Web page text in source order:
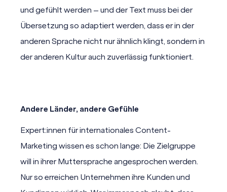
und gefühlt werden – und der Text muss bei der
Übersetzung so adaptiert werden, dass er in der
anderen Sprache nicht nur ähnlich klingt, sondern in
der anderen Kultur auch zuverlässig funktioniert.
Andere Länder, andere Gefühle
Expert:innen für internationales Content-
Marketing wissen es schon lange: Die Zielgruppe
will in ihrer Muttersprache angesprochen werden.
Nur so erreichen Unternehmen ihre Kunden und